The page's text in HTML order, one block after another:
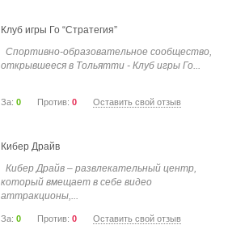
Клуб игры Го “Стратегия”
Спортивно-образовательное сообщество,
открывшееся в Тольятти - Клуб игры Го...
За: 0 Против: 0 Оставить свой отзыв
Кибер Драйв
Кибер Драйв – развлекательный центр,
который вмещает в себе видео
аттракционы,...
За: 0 Против: 0 Оставить свой отзыв